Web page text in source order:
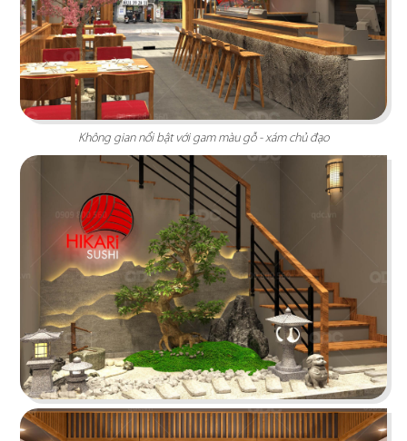
El Gaucho Lotte Mall hứa hẹn là điểm đến lý
tưởng cho trải nghiệm ẩm thực Âu đỉnh cao
mang phong cách công nghiệp độc đáo
Chi tiết
HẢI SẢN HOÀNG GIA
Đội ngũ thiết kế QDC đã khéo léo kết hợp nét
đặc trưng phong cách Địa Trung Hải với vẻ đẹp
thanh lịch, sang trọng của Indochine
Không gian nổi bật với gam màu gỗ - xám chủ đạo